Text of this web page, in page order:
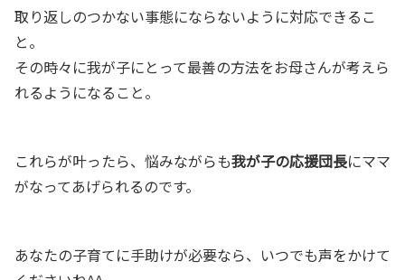
取り返しのつかない事態にならないように対応できるこ
と。
その時々に我が子にとって最善の方法をお母さんが考えら
れるようになること。
これらが叶ったら、悩みながらも我が子の応援団長にママ
がなってあげられるのです。
あなたの子育てに手助けが必要なら、いつでも声をかけて